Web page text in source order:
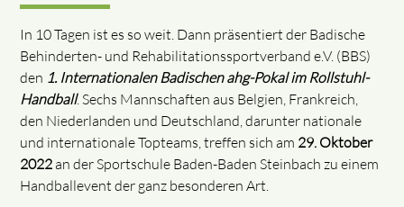
In 10 Tagen ist es so weit. Dann präsentiert der Badische
Behinderten- und Rehabilitationssportverband e.V. (BBS)
den 1. Internationalen Badischen ahg-Pokal im Rollstuhl-
Handball. Sechs Mannschaften aus Belgien, Frankreich,
den Niederlanden und Deutschland, darunter nationale
und internationale Topteams, treffen sich am 29. Oktober
2022an der Sportschule Baden-Baden Steinbach zu einem
Handballevent der ganz besonderen Art.